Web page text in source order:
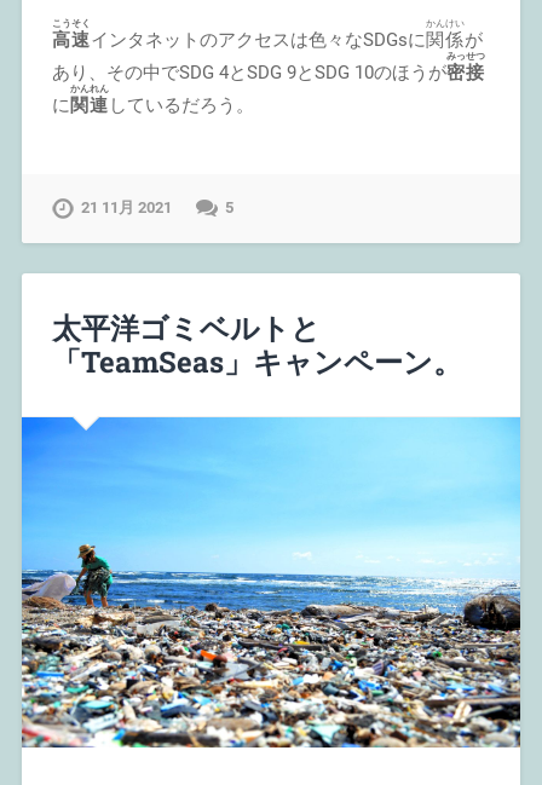
高速
こうそく
インタネットのアクセスは色々なSDGsに関係
かんけい
が
あり、その中でSDG 4とSDG 9とSDG 10のほうが密接
みっせつ
に関連
かんれん
しているだろう。
21 11月 2021 5
太平洋ゴミベルトと
「TeamSeas」キャンペーン。